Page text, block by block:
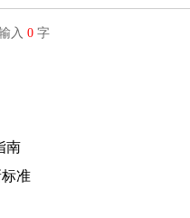
入 0 字
南
准